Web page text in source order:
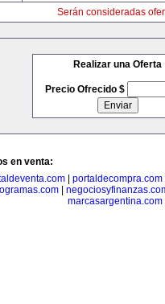
Serán consideradas
Realizar una Oferta
Precio Ofrecido $
en venta:
portaldecompra.com
|
marcasargentina.com